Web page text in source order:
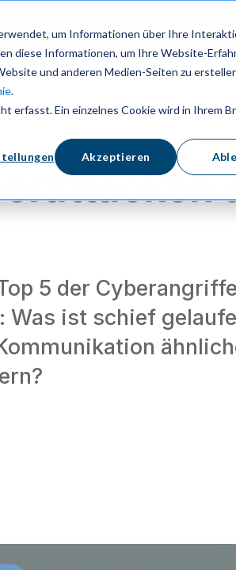
um Informationen über Ihre
diese Informationen, um Ihre Website-
und anderen Medien-Seiten zu
.
erfasst. Ein einzelnes Cookie wird in Ihrem
Akzeptieren
Preise
5 der
Was ist schief